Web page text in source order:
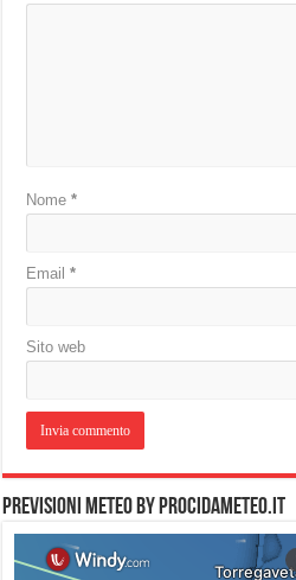
Nome*
Email*
Sito web
PREVISIONI METEO by PROCIDAMETEO.IT